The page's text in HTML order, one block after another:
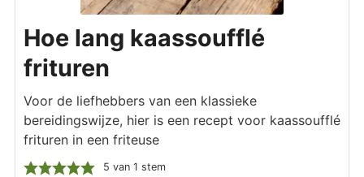
Hoe lang kaassoufflé
frituren
Voor de liefhebbers van een klassieke
bereidingswijze, hier is een recept voor kaassoufflé
frituren in een friteuse
5 van 1 stem